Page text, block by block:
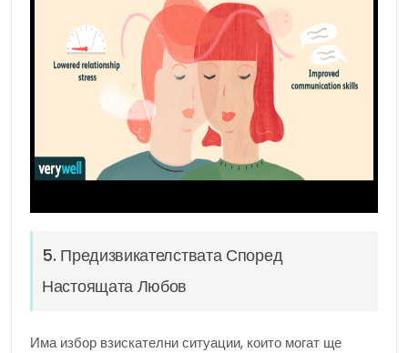
5. Предизвикателствата Според
Настоящата Любов
Има избор взискателни ситуации, които могат ще